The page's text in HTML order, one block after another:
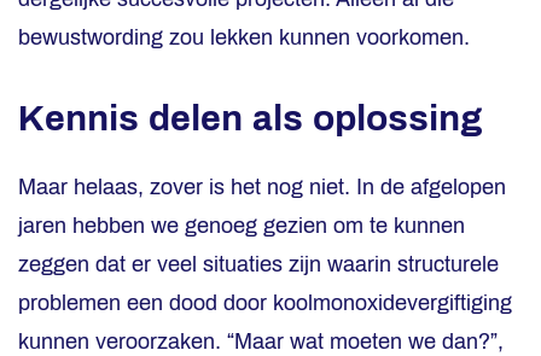
bewustwording zou lekken kunnen voorkomen.
Kennis delen als oplossing
Maar helaas, zover is het nog niet. In de afgelopen
jaren hebben we genoeg gezien om te kunnen
zeggen dat er veel situaties zijn waarin structurele
problemen een dood door koolmonoxidevergiftiging
kunnen veroorzaken. “Maar wat moeten we dan?”,